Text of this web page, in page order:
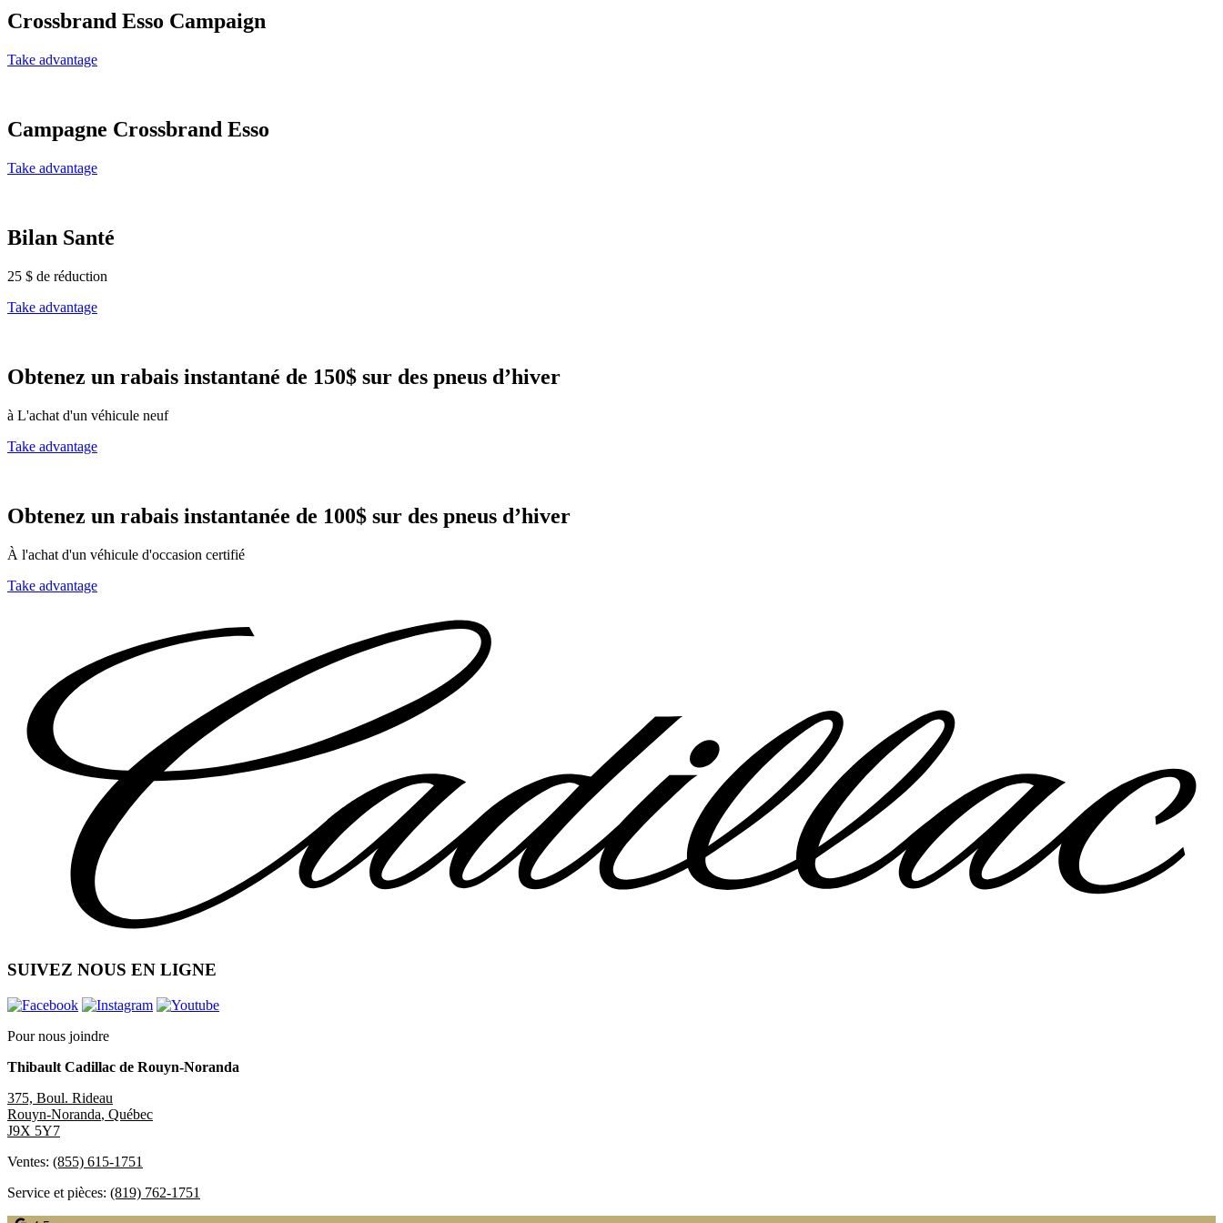
Crossbrand Esso Campaign
Take advantage
Campagne Crossbrand Esso
Take advantage
Bilan Santé
25 $ de réduction
Take advantage
Obtenez un rabais instantané de 150$ sur des pneus d’hiver
à L'achat d'un véhicule neuf
Take advantage
Obtenez un rabais instantanée de 100$ sur des pneus d’hiver
À l'achat d'un véhicule d'occasion certifié
Take advantage
SUIVEZ NOUS EN LIGNE
Pour nous joindre
Thibault Cadillac de Rouyn-Noranda
375, Boul. Rideau
Rouyn-Noranda, Québec
J9X 5Y7
Ventes: (855) 615-1751
Service et pièces: (819) 762-1751